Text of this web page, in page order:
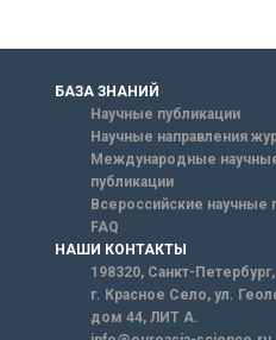
БАЗА ЗНАНИЙ
Научные публикации
Научные направления
Международные
публикации
Всероссийские научные
FAQ
НАШИ КОНТАКТЫ
198320, Санкт-Петербург,
г. Красное Село, ул.
дом 44, ЛИТ А.